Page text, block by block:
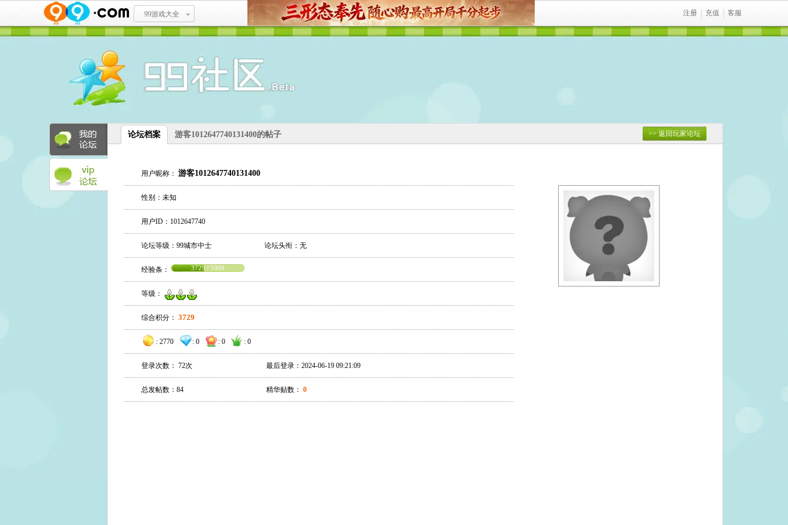
99游戏大全 注册 充值 客服
论坛档案 游客1012647740131400的帖子 >> 返回玩家论坛
用户昵称： 游客1012647740131400
性别：未知
用户ID：1012647740
论坛等级：99城市中士 论坛头衔：无
经验条： 3729 / 5000
等级：
综合积分： 3729
: 2770 : 0 : 0 : 0
登录次数： 72次 最后登录：2024-06-19 09:21:09
总发帖数：84 精华贴数： 0